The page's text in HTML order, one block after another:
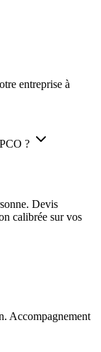
entreprise à
?
Devis
calibrée sur vos
Accompagnement